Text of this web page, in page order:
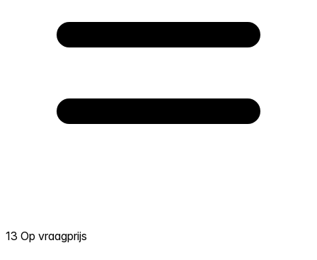
13 Op vraagprijs